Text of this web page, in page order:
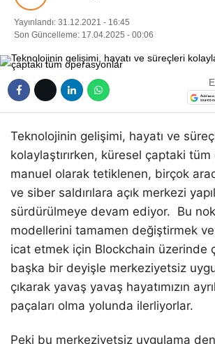
Yayınlandı: 31.12.2021 - 16:45
Son Güncelleme: 17.04.2025 - 00:06
Teknolojinin gelişimi, hayatı ve
kolaylaştırırken, küresel çaptaki
manuel olarak tetiklenen, birçok
ve siber saldırılara açık merkezi
sürdürülmeye devam ediyor. Bu
modellerini tamamen değiştirmek
icat etmek için Blockchain üzerinde
başka bir deyişle merkeziyetsiz
çıkarak yavaş yavaş hayatımızın
paçaları olma yolunda ilerliyorlar.
Peki bu merkeziyetsiz uygulama